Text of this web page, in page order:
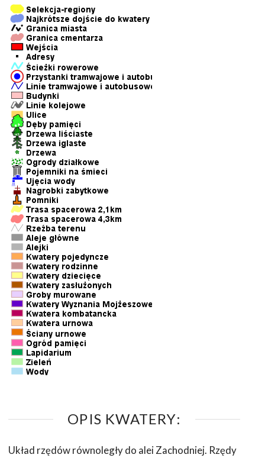
OPIS KWATERY:
Układ rzędów równoległy do alei Zachodniej. Rzędy